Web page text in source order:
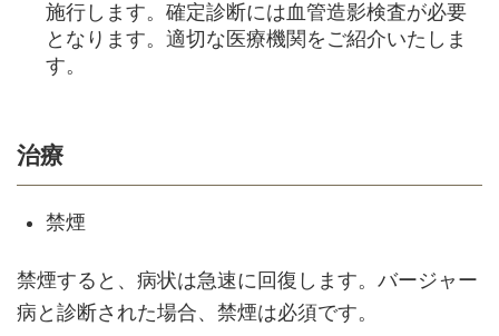
施行します。確定診断には血管造影検査が必要
となります。適切な医療機関をご紹介いたしま
す。
治療
禁煙
禁煙すると、病状は急速に回復します。バージャー
病と診断された場合、禁煙は必須です。